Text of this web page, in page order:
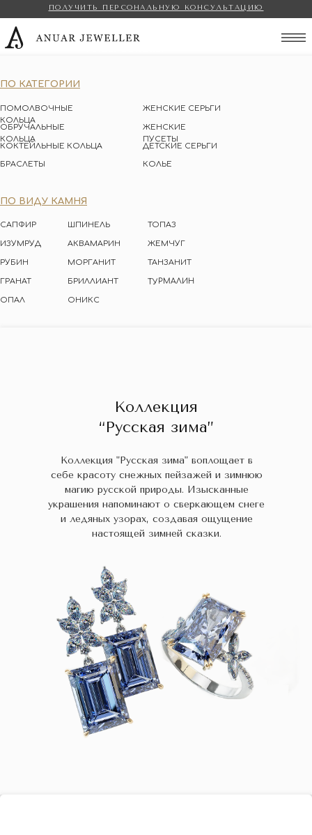
ПОЛУЧИТЬ ПЕРСОНАЛЬНУЮ КОНСУЛЬТАЦИЮ
ПО КАТЕГОРИИ
ПОМОЛВОЧНЫЕ
КОЛЬЦА
ОБРУЧАЛЬНЫЕ
КОЛЬЦА
ЖЕНСКИЕ СЕРЬГИ
КОКТЕЙЛЬНЫЕ КОЛЬЦА
ЖЕНСКИЕ
ПУСЕТЫ
ДЕТСКИЕ СЕРЬГИ
БРАСЛЕТЫ
КОЛЬЕ
ПО ВИДУ КАМНЯ
САПФИР
ИЗУМРУД
ШПИНЕЛЬ
РУБИН
АКВАМАРИН
МОРГАНИТ
ГРАНАТ БРИЛЛИАНТ
ТОПАЗ
ЖЕМЧУГ
ТУРМАЛИН
ТАНЗАНИТ
ОНИКС
ОПАЛ
Коллекция
“Русская зима”
Коллекция "Русская зима" воплощает в
себе красоту снежных пейзажей и зимнюю
магию русской природы. Изысканные
украшения напоминают о сверкающем снеге
и ледяных узорах, создавая ощущение
настоящей зимней сказки.